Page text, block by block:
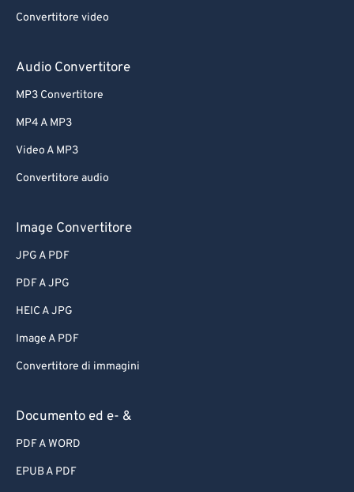
Convertitore video
Audio Convertitore
MP3 Convertitore
MP4 A MP3
Video A MP3
Convertitore audio
Image Convertitore
JPG A PDF
PDF A JPG
HEIC A JPG
Image A PDF
Convertitore di immagini
Documento ed e- &
PDF A WORD
EPUB A PDF